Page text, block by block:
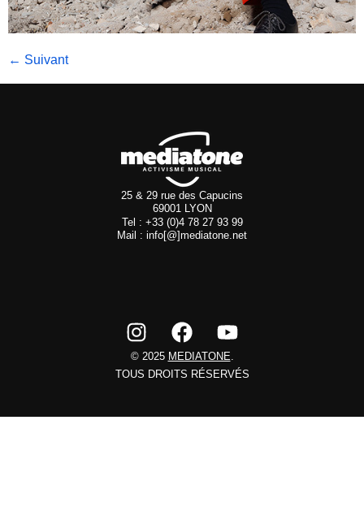
← Suivant
25 & 29 rue des Capucins
69001 LYON
Tel : +33 (0)4 78 27 93 99
Mail : info[@]mediatone.net
© 2025 MEDIATONE
TOUS DROITS RÉSERVÉS